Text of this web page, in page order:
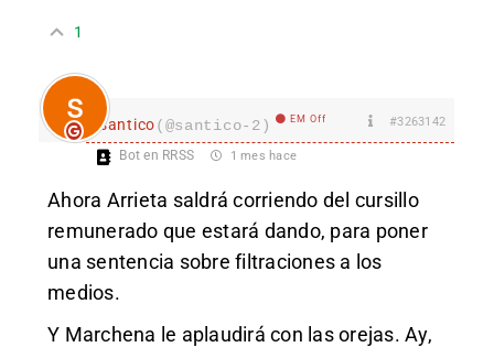
1
santico(@santico-2) EM Off #3263142
Bot en RRSS 1 mes hace
Ahora Arrieta saldrá corriendo del cursillo
remunerado que estará dando, para poner
una sentencia sobre filtraciones a los
medios.
Y Marchena le aplaudirá con las orejas. Ay,